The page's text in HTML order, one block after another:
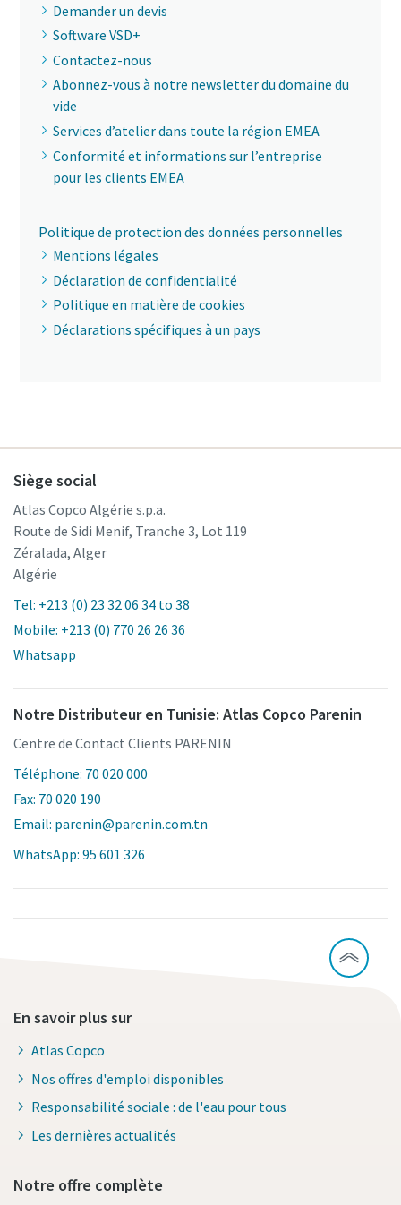
Demander un devis
Software VSD+
Contactez-nous
Abonnez-vous à notre newsletter du domaine du
vide
Services d’atelier dans toute la région EMEA
Conformité et informations sur l’entreprise
pour les clients EMEA
Politique de protection des données personnelles
Mentions légales
Déclaration de confidentialité
Politique en matière de cookies
Déclarations spécifiques à un pays
Siège social
Atlas Copco Algérie s.p.a.
Route de Sidi Menif, Tranche 3, Lot 119
Zéralada, Alger
Algérie
Tel: +213 (0) 23 32 06 34 to 38
Mobile: +213 (0) 770 26 26 36
Whatsapp
Notre Distributeur en Tunisie: Atlas Copco Parenin
Centre de Contact Clients PARENIN
Téléphone: 70 020 000
Fax: 70 020 190
Email: parenin@parenin.com.tn
WhatsApp: 95 601 326
En savoir plus sur
Atlas Copco
Nos offres d'emploi disponibles
Responsabilité sociale : de l'eau pour tous
Les dernières actualités
Notre offre complète